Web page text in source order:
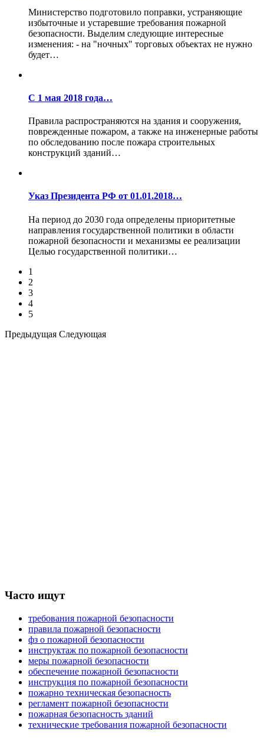
Министерство подготовило поправки, устраняющие
избыточные и устаревшие требования пожарной
безопасности. Выделим следующие интересные
изменения: - на "ночных" торговых объектах не нужно
будет…
С 1 мая 2018 года…
Правила распространяются на здания и сооружения,
поврежденные пожаром, а также на инженерные работы
по обследованию после пожара строительных
конструкций зданий…
Указ Президента РФ от 01.01.2018…
На период до 2030 года определены приоритетные
направления государственной политики в области
пожарной безопасности и механизмы ее реализации
Целью государственной политики…
1
2
3
4
5
Предыдущая Следующая
Часто ищут
требования пожарной безопасности
правила пожарной безопасности
фз о пожарной безопасности
инструктаж по пожарной безопасности
меры пожарной безопасности
обеспечение пожарной безопасности
инструкция по пожарной безопасности
пожарно техническая безопасность
регламент пожарной безопасности
пожарная безопасность зданий
технические требования пожарной безопасности